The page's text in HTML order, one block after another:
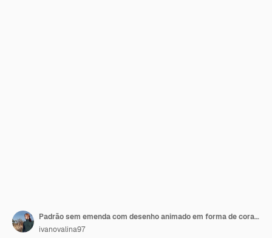
Padrão sem emenda com desenho animado em forma de coração de bolo de donut. Fundo para papel de embrulho
ivanovalina97